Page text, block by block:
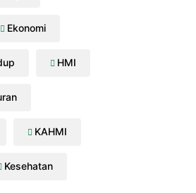
Ekonomi
HMI
KAHMI
Kesehatan